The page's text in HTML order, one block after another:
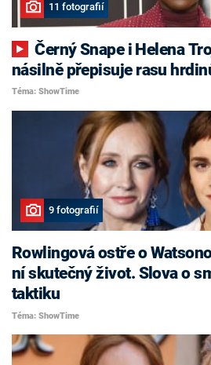
11 fotografií
Černý Snape i Helena Trojská. Hollywood
násilně přepisuje rasu
Téma: ShowTime
9 fotografií
Rowlingová ostře o
ní skutečný život. Slova o
taktiku
Téma: ShowTime